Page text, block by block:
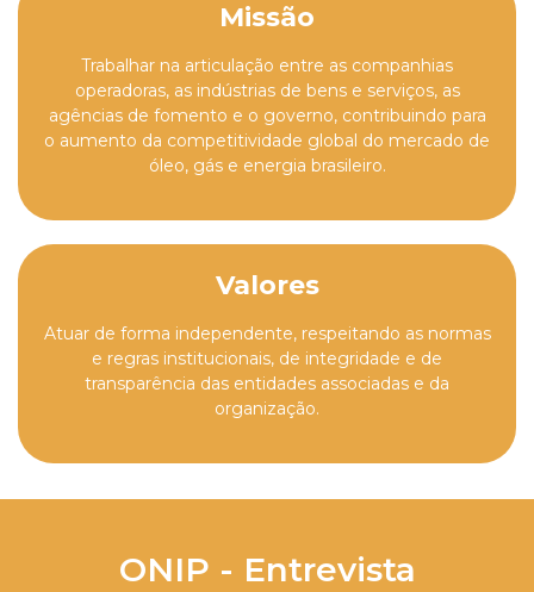
Missão
Trabalhar na articulação entre as companhias
operadoras, as indústrias de bens e serviços, as
agências de fomento e o governo, contribuindo para
o aumento da competitividade global do mercado de
óleo, gás e energia brasileiro.
Valores
Atuar de forma independente, respeitando as normas
e regras institucionais, de integridade e de
transparência das entidades associadas e da
organização.
ONIP - Entrevista